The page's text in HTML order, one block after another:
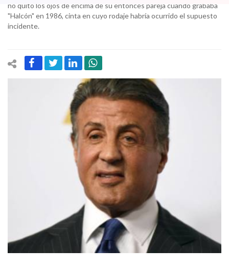
no quitó los ojos de encima de su entonces pareja cuando grababa
"Halcón" en 1986, cinta en cuyo rodaje habría ocurrido el supuesto
incidente.